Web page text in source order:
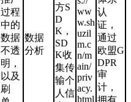
过程
中的
数据
不透
明，
以及
刷
数据
分析
方S
D
K，
SD
K收
集传
输个
人信
ww
w.sh
uzil
m.c
n/m
ain/
priv
acy.
html
认
证，
通过
欧盟G
DPR
审
计，
拥有